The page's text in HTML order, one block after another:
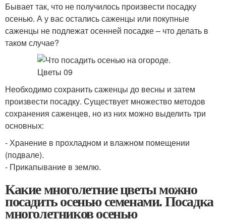
Бывает так, что не получилось произвести посадку
осенью. А у вас остались саженцы или покупные
саженцы не подлежат осенней посадке – что делать в
таком случае?
Необходимо сохранить саженцы до весны и затем
произвести посадку. Существует множество методов
сохранения саженцев, но из них можно выделить три
основных:
- Хранение в прохладном и влажном помещении
(подвале).
- Прикапывание в землю.
Какие многолетние цветы можно
посадить осенью семенами. Посадка
многолетников осенью